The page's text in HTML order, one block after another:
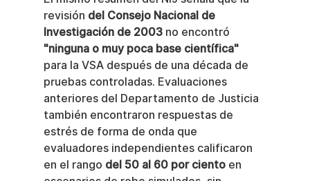
revisión del Consejo Nacional de
Investigación de 2003 no encontró
"ninguna o muy poca base científica"
para la VSA después de una década de
pruebas controladas. Evaluaciones
anteriores del Departamento de Justicia
también encontraron respuestas de
estrés de forma de onda que
evaluadores independientes calificaron
en el rango del 50 al 60 por ciento en